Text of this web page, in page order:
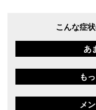
こんな症
あ
も
メ